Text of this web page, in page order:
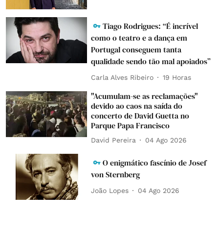
Tiago Rodrigues: “É incrível
como o teatro e a dança em
Portugal conseguem tanta
qualidade sendo tão mal apoiados”
Carla Alves Ribeiro 19 Horas
"Acumulam-se as reclamações"
devido ao caos na saída do
concerto de David Guetta no
Parque Papa Francisco
David Pereira 04 Ago 2026
O enigmático fascínio de Josef
von Sternberg
João Lopes 04 Ago 2026